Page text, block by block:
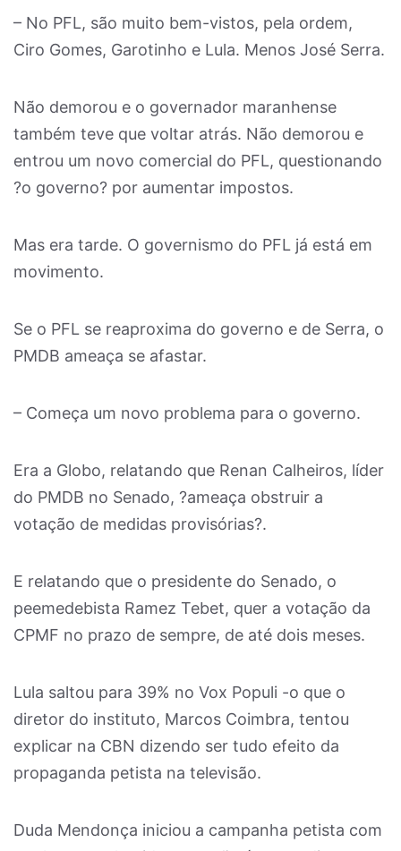
– No PFL, são muito bem-vistos, pela ordem,
Ciro Gomes, Garotinho e Lula. Menos José Serra.
Não demorou e o governador maranhense
também teve que voltar atrás. Não demorou e
entrou um novo comercial do PFL, questionando
?o governo? por aumentar impostos.
Mas era tarde. O governismo do PFL já está em
movimento.
Se o PFL se reaproxima do governo e de Serra, o
PMDB ameaça se afastar.
– Começa um novo problema para o governo.
Era a Globo, relatando que Renan Calheiros, líder
do PMDB no Senado, ?ameaça obstruir a
votação de medidas provisórias?.
E relatando que o presidente do Senado, o
peemedebista Ramez Tebet, quer a votação da
CPMF no prazo de sempre, de até dois meses.
Lula saltou para 39% no Vox Populi -o que o
diretor do instituto, Marcos Coimbra, tentou
explicar na CBN dizendo ser tudo efeito da
propaganda petista na televisão.
Duda Mendonça iniciou a campanha petista com